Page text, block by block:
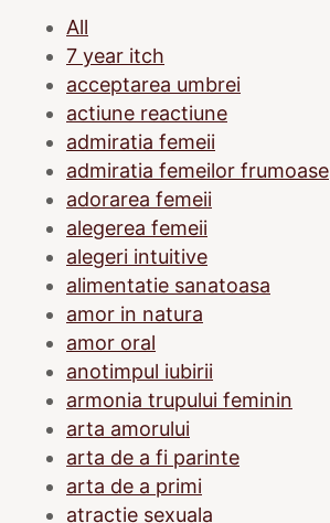
All
7 year itch
acceptarea umbrei
actiune reactiune
admiratia femeii
admiratia femeilor frumoase
adorarea femeii
alegerea femeii
alegeri intuitive
alimentatie sanatoasa
amor in natura
amor oral
anotimpul iubirii
armonia trupului feminin
arta amorului
arta de a fi parinte
arta de a primi
atractie sexuala